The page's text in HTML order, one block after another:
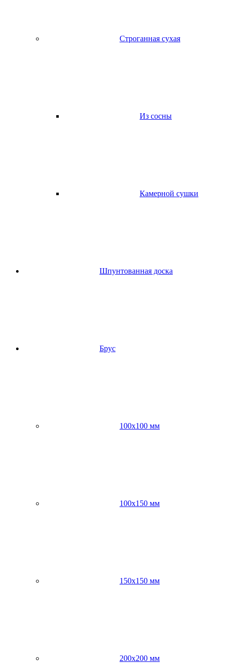
Строганная сухая
Из сосны
Камерной сушки
Шпунтованная доска
Брус
100х100 мм
100х150 мм
150х150 мм
200х200 мм